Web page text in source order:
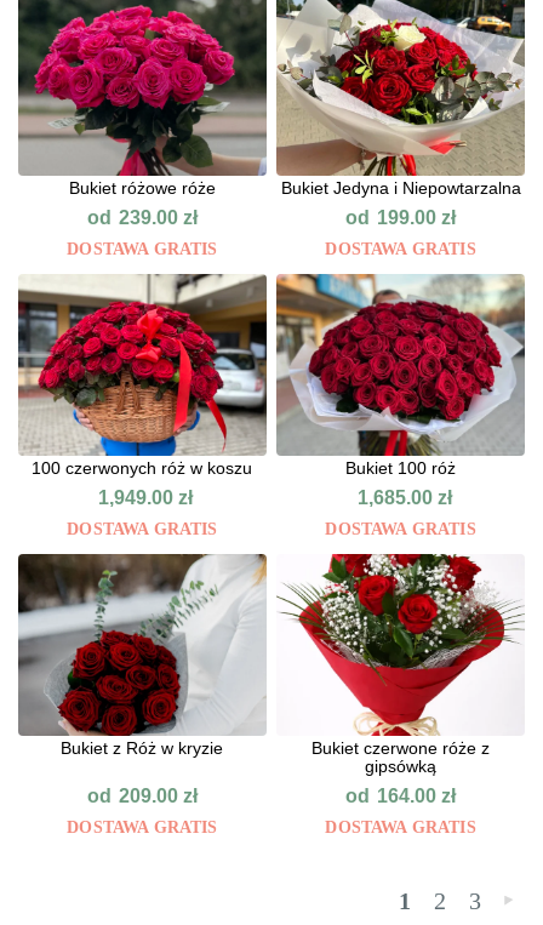
Bukiet różowe róże
od 239.00 zł
DOSTAWA GRATIS
Bukiet Jedyna i Niepowtarzalna
od 199.00zł
DOSTAWA GRATIS
100 czerwonych róż w koszu
1,949.00zł
DOSTAWA GRATIS
Bukiet 100 róż
1,685.00 zł
DOSTAWA GRATIS
Bukiet z Róż w kryzie
od 209.00 zł
DOSTAWA GRATIS
Bukiet czerwone róże z
gipsówką
od 164.00zł
DOSTAWA GRATIS
1 2 3 »